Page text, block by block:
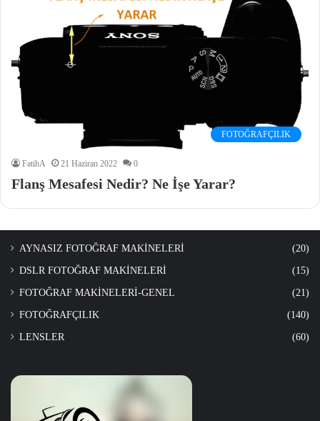
FOTOĞRAFÇILIK
FatihA 21 Haziran 2022 0
Flanş Mesafesi Nedir? Ne İşe Yarar?
AYNASIZ FOTOĞRAF MAKİNELERİ (20)
DSLR FOTOĞRAF MAKİNELERİ (15)
FOTOĞRAF MAKİNELERİ-GENEL (21)
FOTOĞRAFÇILIK (140)
LENSLER (60)